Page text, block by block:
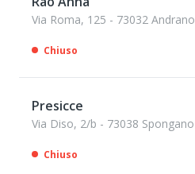
Via Roma, 125 - 73032 Andrano
Chiuso
Presicce
Via Diso, 2/b - 73038 Spongano
Chiuso